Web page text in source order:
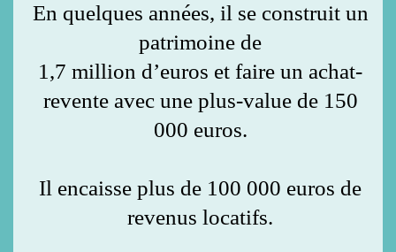
En quelques années, il se construit un
patrimoine de
1,7 million d’euros et faire un achat-
revente avec une plus-value de 150
000 euros.
Il encaisse plus de 100 000 euros de
revenus locatifs.